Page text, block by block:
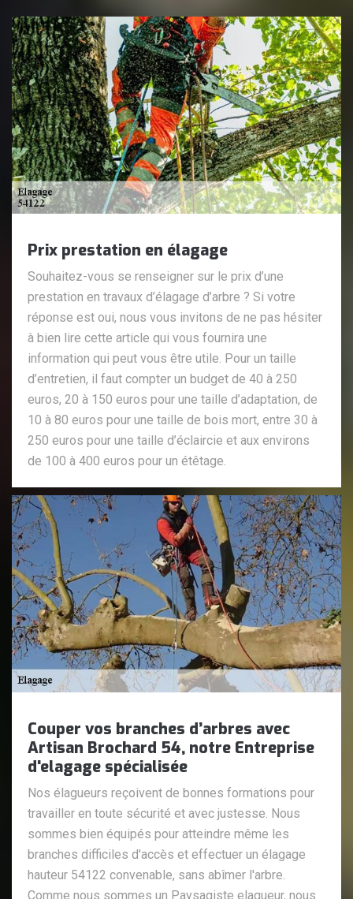
Prix prestation en élagage
Souhaitez-vous se renseigner sur le prix d’une
prestation en travaux d’élagage d’arbre ? Si votre
réponse est oui, nous vous invitons de ne pas hésiter
à bien lire cette article qui vous fournira une
information qui peut vous être utile. Pour un taille
d’entretien, il faut compter un budget de 40 à 250
euros, 20 à 150 euros pour une taille d’adaptation, de
10 à 80 euros pour une taille de bois mort, entre 30 à
250 euros pour une taille d’éclaircie et aux environs
de 100 à 400 euros pour un étêtage.
Couper vos branches d’arbres avec
Artisan Brochard 54, notre Entreprise
d'elagage spécialisée
Nos élagueurs reçoivent de bonnes formations pour
travailler en toute sécurité et avec justesse. Nous
sommes bien équipés pour atteindre même les
branches difficiles d'accès et effectuer un élagage
hauteur 54122 convenable, sans abîmer l'arbre.
Comme nous sommes un Paysagiste elagueur, nous